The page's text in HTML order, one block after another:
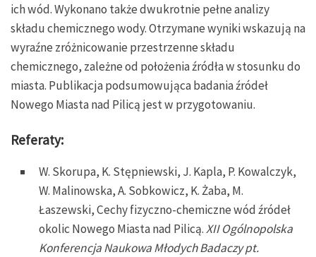
ich wód. Wykonano także dwukrotnie pełne analizy
składu chemicznego wody. Otrzymane wyniki wskazują na
wyraźne zróżnicowanie przestrzenne składu
chemicznego, zależne od położenia źródła w stosunku do
miasta. Publikacja podsumowująca badania źródeł
Nowego Miasta nad Pilicą jest w przygotowaniu.
Referaty:
W. Skorupa, K. Stępniewski, J. Kapla, P. Kowalczyk,
W. Malinowska, A. Sobkowicz, K. Żaba, M.
Łaszewski, Cechy fizyczno-chemiczne wód źródeł
okolic Nowego Miasta nad Pilicą.XII Ogólnopolska
Konferencja Naukowa Młodych Badaczy pt.